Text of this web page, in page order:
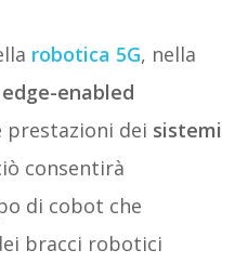
robotica 5G, nella
enabled
prestazioni dei sistemi
consentirà
di cobot che
bracci robotici